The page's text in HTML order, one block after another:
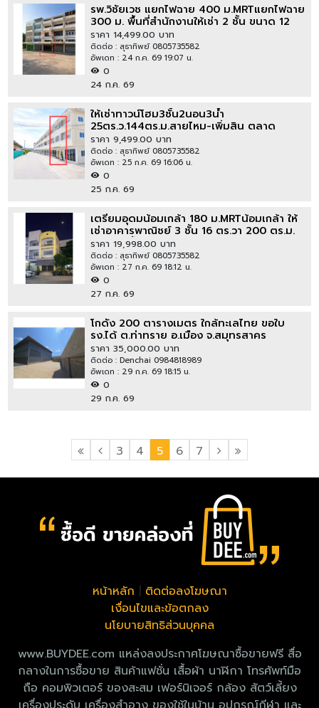
รพ.วิชัยเวช แยกไฟฉาย 400 ม.MRTแยกไฟฉาย
300 ม. พื้นที่สำนักงานให้เช่า 2 ชั้น ขนาด 12
ตร.ว. 70 ตร.ม.
ราคา 14,499.00 บาท
ติดต่อ : สุธาทิพย์ 0805735582
อัพเดท : 24 ก.ค. 69 19:07 น.
0
24 ก.ค. 69
ให้เช่าทาวน์โฮม3ชั้น2นอน3น้ำ
25ตร.ว.144ตร.ม.สายไหม-เพิ่มสิน ตลาด
วงศกร400ม. เหมาะสำหรับอยู่อาศัยและออฟฟิต
เฟอร์ฯครบแอร์3ตู้เย็น1ทีวี1
ราคา 9,499.00 บาท
ติดต่อ : สุธาทิพย์ 0805735582
อัพเดท : 25 ก.ค. 69 16:06 น.
0
25 ก.ค. 69
เตรียมอุดมน้อมเกล้า 180 ม.MRTน้อมเกล้า ให้
เช่าอาคารพาณิชย์ 3 ชั้น 16 ตร.วา 200 ตร.ม.
3นอน 3น้ำ นานาชาติฮีทฟิลด์ รามคำแหง120-
150
ราคา 19,998.00 บาท
ติดต่อ : สุธาทิพย์ 0805735582
อัพเดท : 27 ก.ค. 69 18:12 น.
0
27 ก.ค. 69
โกดัง 200 ตารางเมตร ใกล้ทะเลไทย ขอใบ
รง.ได้ ต.ท่าทราย อ.เมือง จ.สมุทรสาคร
ราคา 35,000.00 บาท
ติดต่อ : Denchai 0984818989
อัพเดท : 29 ก.ค. 69 18:15 น.
0
29 ก.ค. 69
3 4 5 6 7
หน้าหลัก
ติดต่อลงโฆษณา
เงื่อนไขและข้อตกลง
นโยบายสิทธิส่วนบุคคล
www.BUYDEE.com แหล่งลงประกาศโฆษณาซื้อขายฟรี สื่อ
กลางในการซื้อขาย สินค้าแฟชั่น เสื้อผ้า นาฬิกา โทรศัพท์มือ
ถือ คอมพิวเตอร์ ของสะสม เฟอร์นิเจอร์ กล้อง สัตว์เลี้ยง